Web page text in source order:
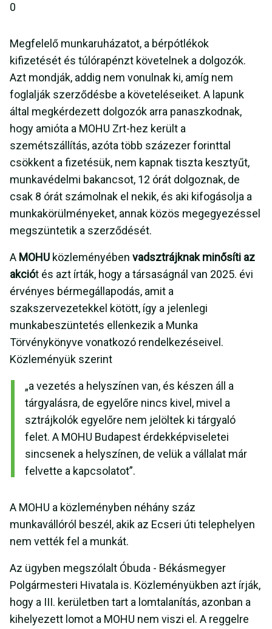
0
Megfelelő munkaruházatot, a bérpótlékok
kifizetését és túlórapénzt követelnek a dolgozók.
Azt mondják, addig nem vonulnak ki, amíg nem
foglalják szerződésbe a követeléseiket. A lapunk
által megkérdezett dolgozók arra panaszkodnak,
hogy amióta a MOHU Zrt-hez került a
szemétszállítás, azóta több százezer forinttal
csökkent a fizetésük, nem kapnak tiszta kesztyűt,
munkavédelmi bakancsot, 12 órát dolgoznak, de
csak 8 órát számolnak el nekik, és aki kifogásolja a
munkakörülményeket, annak közös megegyezéssel
megszüntetik a szerződését.
A MOHU közleményében vadsztrájknak minősíti az
akciót és azt írták, hogy a társaságnál van 2025. évi
érvényes bérmegállapodás, amit a
szakszervezetekkel kötött, így a jelenlegi
munkabeszüntetés ellenkezik a Munka
Törvénykönyve vonatkozó rendelkezéseivel.
Közleményük szerint
„a vezetés a helyszínen van, és készen áll a
tárgyalásra, de egyelőre nincs kivel, mivel a
sztrájkolók egyelőre nem jelöltek ki tárgyaló
felet. A MOHU Budapest érdekképviseletei
sincsenek a helyszínen, de velük a vállalat már
felvette a kapcsolatot”.
A MOHU a közleményben néhány száz
munkavállóról beszél, akik az Ecseri úti telephelyen
nem vették fel a munkát.
Az ügyben megszólalt Óbuda - Békásmegyer
Polgármesteri Hivatala is. Közleményükben azt írják,
hogy a III. kerületben tart a lomtalanítás, azonban a
kihelyezett lomot a MOHU nem viszi el. A reggelre